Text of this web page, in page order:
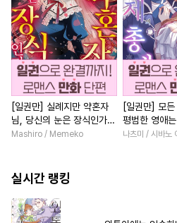
[일권만] 실례지만 약혼자
님, 당신의 눈은 장식인가
요? [단행본]
Mashiro / Memeko
[일권만] 모
평범한 영애
총애를 받는다
나츠미 / 시바노
실시간 랭킹